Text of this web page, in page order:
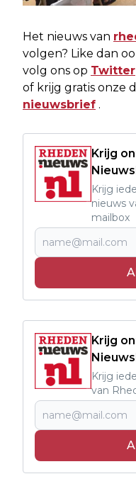
Het nieuws van
volgen? Like dan
volg ons op Twitter
of krijg gratis onze
nieuwsbrief .
Krijg
Krijg
nieuws
mailbox
Krijg
Krijg
van